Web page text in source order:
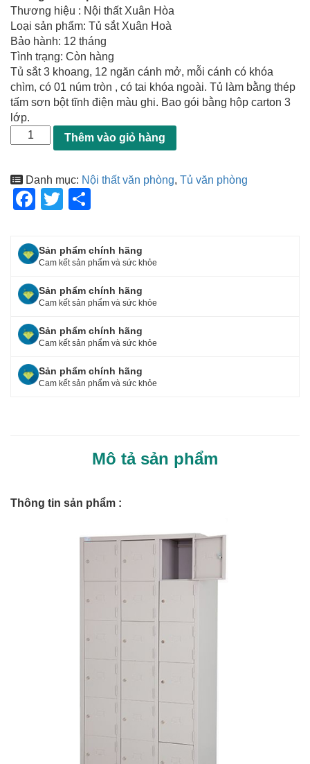
Thương hiệu : Nội thất Xuân Hòa
Loại sản phẩm: Tủ sắt Xuân Hoà
Bảo hành: 12 tháng
Tình trạng: Còn hàng
Tủ sắt 3 khoang, 12 ngăn cánh mở, mỗi cánh có khóa
chìm, có 01 núm tròn , có tai khóa ngoài. Tủ làm bằng thép
tấm sơn bột tĩnh điện màu ghi. Bao gói bằng hộp carton 3
lớp.
Thêm vào giỏ hàng
Danh mục: Nội thất văn phòng, Tủ văn phòng
F
c
e
b
o
o
k
T
tt
er
ar
e
Sản phẩm chính hãng
Cam kết sản phẩm và sức khỏe
Sản phẩm chính hãng
Cam kết sản phẩm và sức khỏe
Sản phẩm chính hãng
Cam kết sản phẩm và sức khỏe
Sản phẩm chính hãng
Cam kết sản phẩm và sức khỏe
Mô tả sản phẩm
Thông tin sản phẩm :